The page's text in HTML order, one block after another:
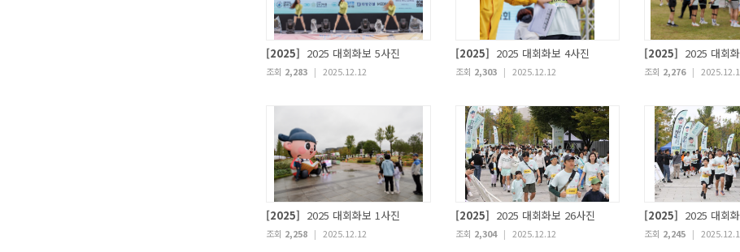
[2025] 2025 대회화보 5사진
조회 2,283 | 2025.12.12
[2025] 2025 대회화보 4사진
조회 2,303 | 2025.12.12
[2025] 2025 대회
조회 2,276 |
[2025] 2025 대회화보 1사진
조회 2,258 | 2025.12.12
[2025] 2025 대회화보 26사진
조회 2,304 | 2025.12.12
[2025] 2025 대회
조회 2,245 |